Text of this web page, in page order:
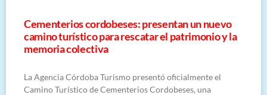
Cementerios cordobeses: presentan un nuevo
camino turístico para rescatar el patrimonio y la
memoria colectiva
La Agencia Córdoba Turismo presentó oficialmente el
Camino Turístico de Cementerios Cordobeses, una